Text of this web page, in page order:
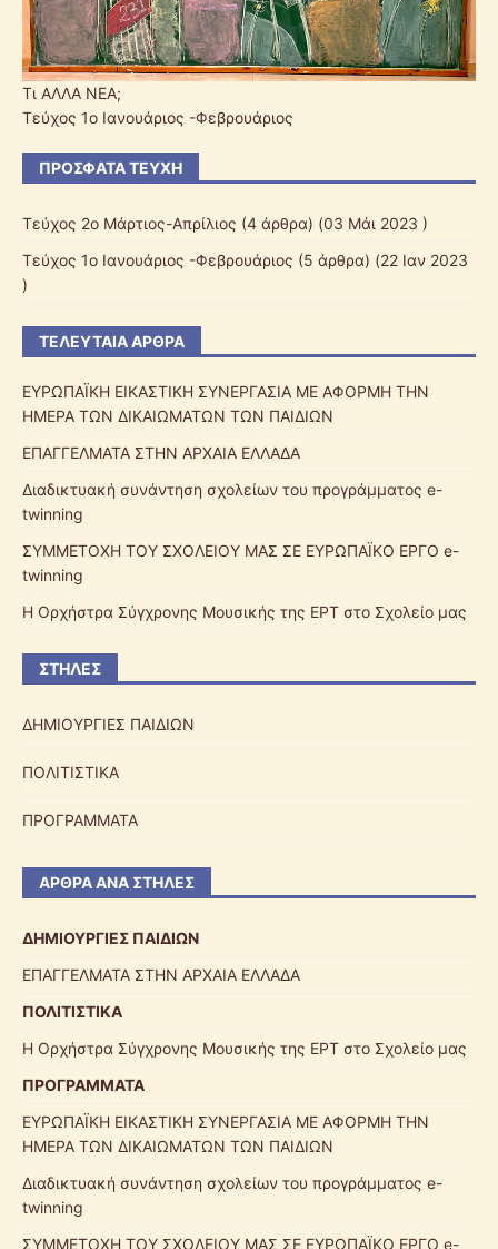
Τι ΑΛΛΑ ΝΕΑ;
Τεύχος 1ο Ιανουάριος -Φεβρουάριος
ΠΡΌΣΦΑΤΑ ΤΕΎΧΗ
Τεύχος 2ο Μάρτιος-Απρίλιος (4 άρθρα) (03 Μάι 2023 )
Τεύχος 1ο Ιανουάριος -Φεβρουάριος (5 άρθρα) (22 Ιαν 2023
)
ΤΕΛΕΥΤΑΊΑ ΆΡΘΡΑ
ΕΥΡΩΠΑΪΚΗ ΕΙΚΑΣΤΙΚΗ ΣΥΝΕΡΓΑΣΙΑ ΜΕ ΑΦΟΡΜΗ ΤΗΝ
ΗΜΕΡΑ ΤΩΝ ΔΙΚΑΙΩΜΑΤΩΝ ΤΩΝ ΠΑΙΔΙΩΝ
ΕΠΑΓΓΕΛΜΑΤΑ ΣΤΗΝ ΑΡΧΑΙΑ ΕΛΛΑΔΑ
Διαδικτυακή συνάντηση σχολείων του προγράμματος e-
twinning
ΣΥΜΜΕΤΟΧΗ ΤΟΥ ΣΧΟΛΕΙΟΥ ΜΑΣ ΣΕ ΕΥΡΩΠΑΪΚΟ ΕΡΓΟ e-
twinning
Η Ορχήστρα Σύγχρονης Μουσικής της ΕΡΤ στο Σχολείο μας
ΣΤΉΛΕΣ
ΔΗΜΙΟΥΡΓΙΕΣ ΠΑΙΔΙΩΝ
ΠΟΛΙΤΙΣΤΙΚΑ
ΠΡΟΓΡΑΜΜΑΤΑ
ΆΡΘΡΑ ΑΝΆ ΣΤΉΛΕΣ
ΔΗΜΙΟΥΡΓΙΕΣ ΠΑΙΔΙΩΝ
ΕΠΑΓΓΕΛΜΑΤΑ ΣΤΗΝ ΑΡΧΑΙΑ ΕΛΛΑΔΑ
ΠΟΛΙΤΙΣΤΙΚΑ
Η Ορχήστρα Σύγχρονης Μουσικής της ΕΡΤ στο Σχολείο μας
ΠΡΟΓΡΑΜΜΑΤΑ
ΕΥΡΩΠΑΪΚΗ ΕΙΚΑΣΤΙΚΗ ΣΥΝΕΡΓΑΣΙΑ ΜΕ ΑΦΟΡΜΗ ΤΗΝ
ΗΜΕΡΑ ΤΩΝ ΔΙΚΑΙΩΜΑΤΩΝ ΤΩΝ ΠΑΙΔΙΩΝ
Διαδικτυακή συνάντηση σχολείων του προγράμματος e-
twinning
ΣΥΜΜΕΤΟΧΗ ΤΟΥ ΣΧΟΛΕΙΟΥ ΜΑΣ ΣΕ ΕΥΡΩΠΑΪΚΟ ΕΡΓΟ e-